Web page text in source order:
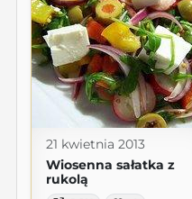
21 kwietnia 2013
Wiosenna sałatka z
rukolą